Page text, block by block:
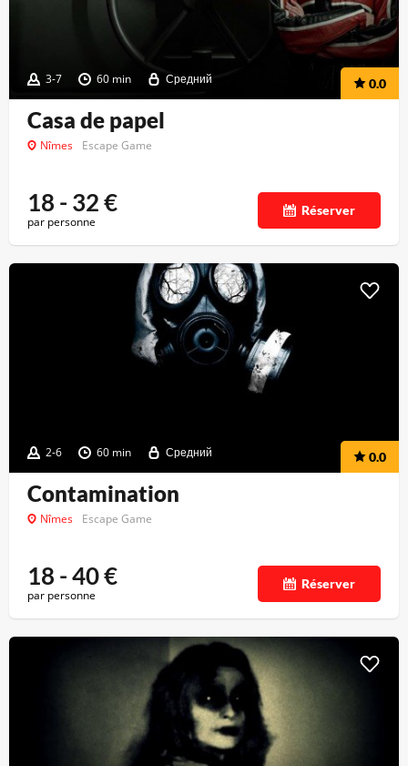
3-7 60 min Средний 0.0
Casa de papel
Nîmes Escape Game
18 - 32€
par personne
Réserver
2-6 60 min Средний 0.0
Contamination
Nîmes Escape Game
18 - 40€
par personne
Réserver